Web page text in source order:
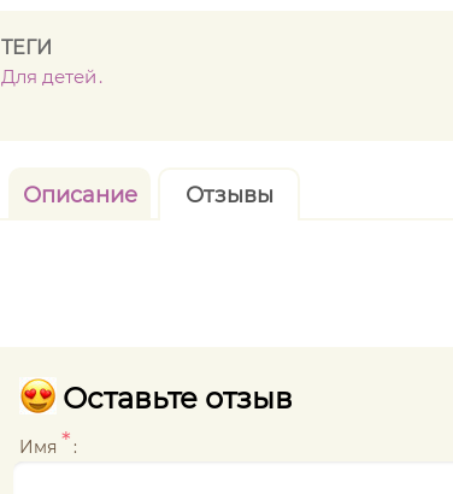
ТЕГИ
Для детей
Описание Отзывы
Оставьте отзыв
Имя * :